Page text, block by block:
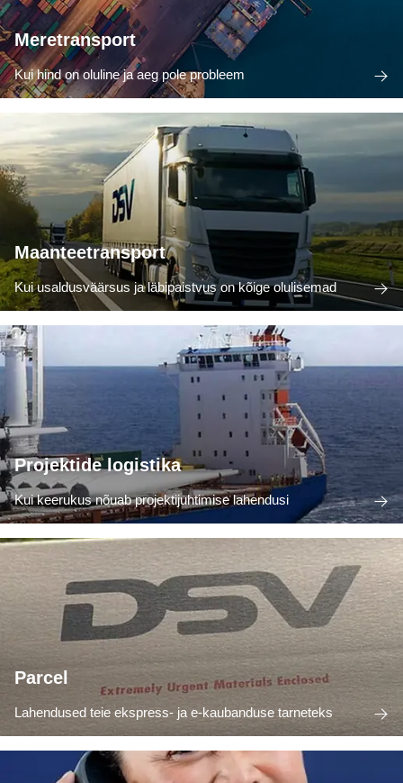
Meretransport
Kui hind on oluline ja aeg pole probleem
Maanteetransport
Kui usaldusväärsus ja läbipaistvus on kõige olulisemad
Projektide logistika
Kui keerukus nõuab projektijuhtimise lahendusi
Parcel
Lahendused teie ekspress- ja e-kaubanduse tarneteks